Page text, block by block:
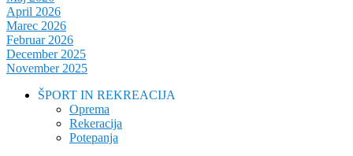
April 2026
Marec 2026
Februar 2026
December 2025
November 2025
ŠPORT IN REKREACIJA
Oprema
Rekeracija
Potepanja